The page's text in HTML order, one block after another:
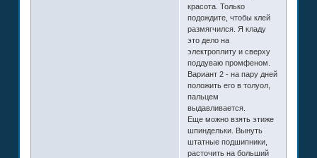
красота. Только
подождите, чтобы клей
размягчился. Я кладу
это дело на
электроплиту и сверху
поддуваю промфеном.
Вариант 2 - на пару дней
положить его в толуол,
пальцем
выдавливается.
Еще можно взять этиже
шпиндельки. Вынуть
штатные подшипники,
расточить на больший